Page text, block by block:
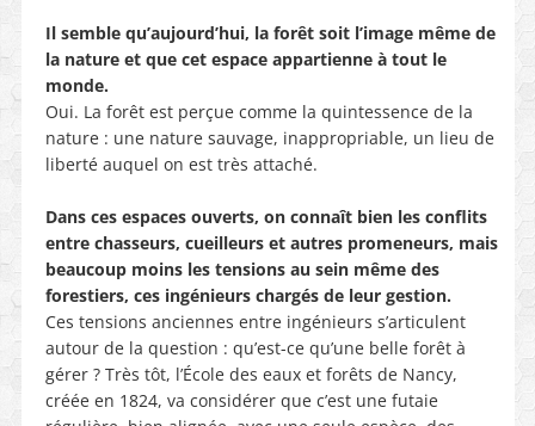
Il semble qu’aujourd’hui, la forêt soit l’image même de
la nature et que cet espace appartienne à tout le
monde.
Oui. La forêt est perçue comme la quintessence de la
nature : une nature sauvage, inappropriable, un lieu de
liberté auquel on est très attaché.
Dans ces espaces ouverts, on connaît bien les conflits
entre chasseurs, cueilleurs et autres promeneurs, mais
beaucoup moins les tensions au sein même des
forestiers, ces ingénieurs chargés de leur gestion.
Ces tensions anciennes entre ingénieurs s’articulent
autour de la question : qu’est-ce qu’une belle forêt à
gérer ? Très tôt, l’École des eaux et forêts de Nancy,
créée en 1824, va considérer que c’est une futaie